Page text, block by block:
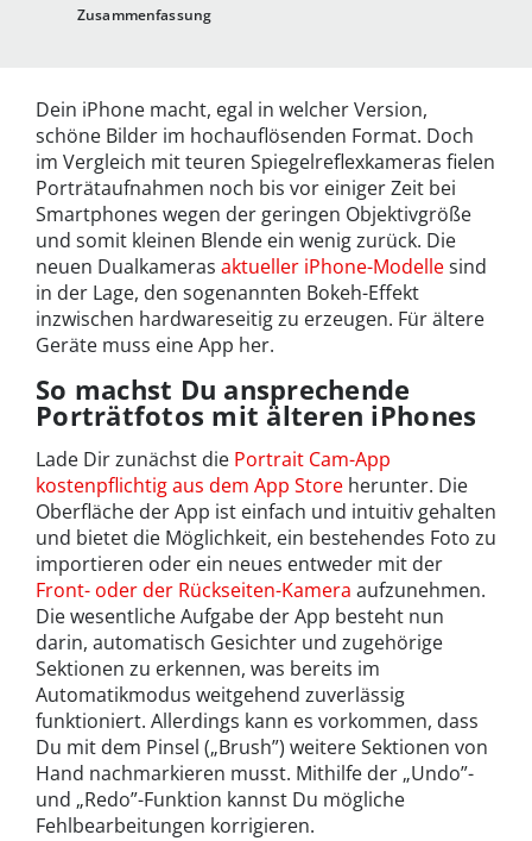
Zusammenfassung
Dein iPhone macht, egal in welcher Version,
schöne Bilder im hochauflösenden Format. Doch
im Vergleich mit teuren Spiegelreflexkameras fielen
Porträtaufnahmen noch bis vor einiger Zeit bei
Smartphones wegen der geringen Objektivgröße
und somit kleinen Blende ein wenig zurück. Die
neuen Dualkameras aktueller iPhone-Modellesind
in der Lage, den sogenannten Bokeh-Effekt
inzwischen hardwareseitig zu erzeugen. Für ältere
Geräte muss eine App her.
So machst Du ansprechende
Porträtfotos mit älteren iPhones
Lade Dir zunächst die Portrait Cam-App
kostenpflichtig aus dem App Store herunter. Die
Oberfläche der App ist einfach und intuitiv gehalten
und bietet die Möglichkeit, ein bestehendes Foto zu
importieren oder ein neues entweder mit der
Front- oder der Rückseiten-Kamera aufzunehmen.
Die wesentliche Aufgabe der App besteht nun
darin, automatisch Gesichter und zugehörige
Sektionen zu erkennen, was bereits im
Automatikmodus weitgehend zuverlässig
funktioniert. Allerdings kann es vorkommen, dass
Du mit dem Pinsel („Brush”) weitere Sektionen von
Hand nachmarkieren musst. Mithilfe der „Undo”-
und „Redo”-Funktion kannst Du mögliche
Fehlbearbeitungen korrigieren.